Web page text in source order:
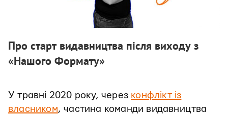
Про старт видавництва після виходу з
«Нашого Формату»
У травні 2020 року, через конфлікт із
власником, частина команди видавництва